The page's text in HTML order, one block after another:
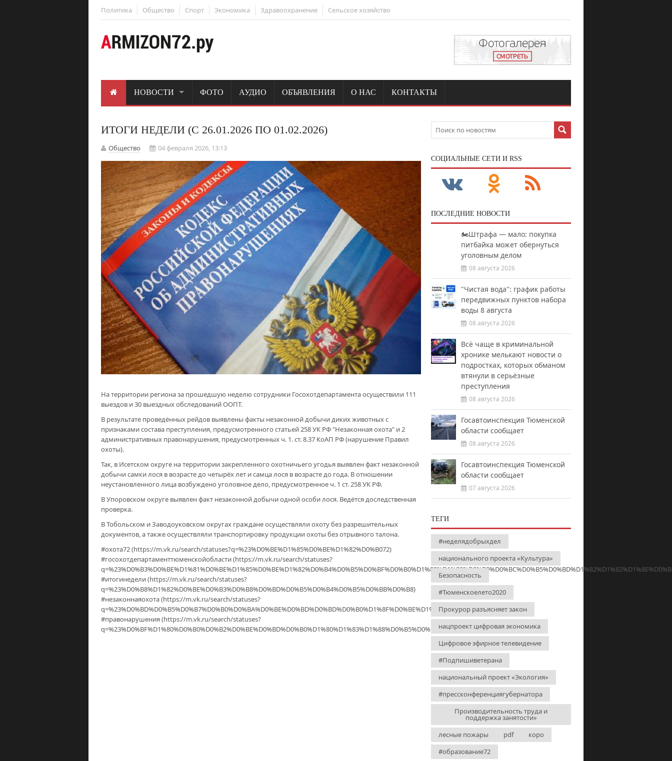
Политика Общество Спорт Экономика Здравоохранение Сельское хозяйство
НОВОСТИ ФОТО АУДИО ОБЪЯВЛЕНИЯ О НАС КОНТАКТЫ
ИТОГИ НЕДЕЛИ (С 26.01.2026 ПО 01.02.2026)
Общество 04 февраля 2026, 13:13
На территории региона за прошедшую неделю сотрудники Госохотдепартамента осуществили 111
выездов и 30 выездных обследований ООПТ.
В результате проведённых рейдов выявлены факты незаконной добычи диких животных с
признаками состава преступления, предусмотренного статьей 258 УК РФ "Незаконная охота" и 2
административных правонарушения, предусмотренных ч. 1. ст. 8.37 КоАП РФ (нарушение Правил
охоты).
Так, в Исетском округе на территории закрепленного охотничьего угодья выявлен факт незаконной
добычи самки лося в возрасте до четырёх лет и самца лося в возрасте до года. В отношении
неустановленного лица возбуждено уголовное дело, предусмотренное ч. 1 ст. 258 УК РФ.
В Упоровском округе выявлен факт незаконной добычи одной особи лося. Ведётся доследственная
проверка.
В Тобольском и Заводоуковском округах граждане осуществляли охоту без разрешительных
документов, а также осуществляли транспортировку продукции охоты без отрывного талона.
#охота72 (https://m.vk.ru/search/statuses?q=%23%D0%BE%D1%85%D0%BE%D1%82%D0%B072)
#госохотдепартаменттюменскойобласти (https://m.vk.ru/search/statuses?
#итогинедели (https://m.vk.ru/search/statuses?
q=%23%D0%B8%D1%82%D0%BE%D0%B3%D0%B8%D0%BD%D0%B5%D0%B4%D0%B5%D0%BB%D0%B8)
#незаконнаяохота (https://m.vk.ru/search/statuses?
q=%23%D0%BD%D0%B5%D0%B7%D0%B0%D0%BA%D0%BE%D0%BD%D0%BD%D0%B0%D1%8F%D0%BE%D1%85%D0%BE%D1%82%D0%B0)
#правонарушения (https://m.vk.ru/search/statuses?
q=%23%D0%BF%D1%80%D0%B0%D0%B2%D0%BE%D0%BD%D0%B0%D1%80%D1%83%D1%88%D0%B5%D0%BD%D0%B8%D1%8F)
CОЦИАЛЬНЫЕ СЕТИ И RSS
ПОСЛЕДНИЕ НОВОСТИ
🏍️Штрафа — мало: покупка
питбайка может обернуться
уголовным делом
08 августа 2026
"Чистая вода": график работы
передвижных пунктов набора
воды 8 августа
08 августа 2026
Всё чаще в криминальной
хронике мелькают новости о
подростках, которых обманом
втянули в серьёзные
преступления
08 августа 2026
Госавтоинспекция Тюменской
области сообщает
08 августа 2026
Госавтоинспекция Тюменской
области сообщает
07 августа 2026
ТЕГИ
#неделядобрыхдел
национального проекта «Культура»
Безопасность
#Тюменскоелето2020
Прокурор разъясняет закон
нацпроект цифровая экономика
Цифровое эфирное телевидение
#Подпишиветерана
национальный проект «Экология»
#прессконференциягубернатора
Производительность труда и
поддержка занятости»
лесные пожары
pdf
коро
#образование72